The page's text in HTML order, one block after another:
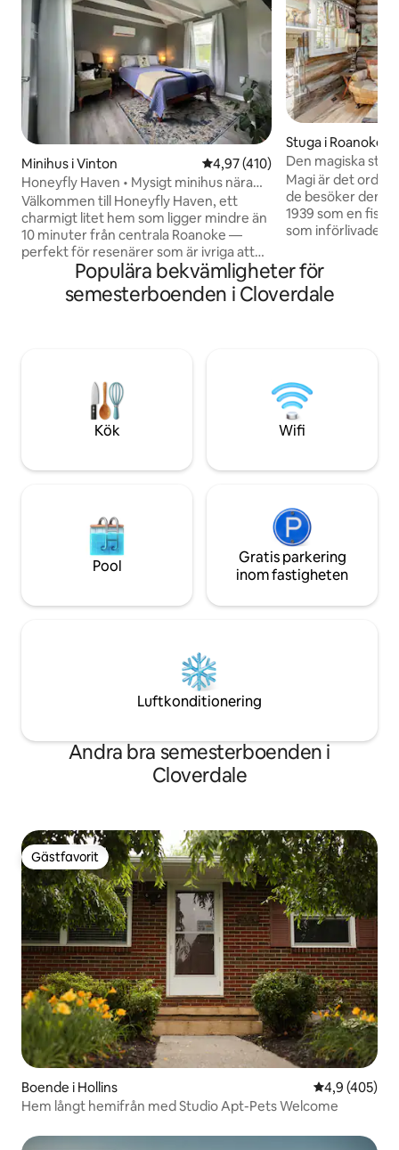
Minihus i Vinton 4,97 av 5 i genomsnittligt
4,97 (410)
Honeyfly Haven • Mysigt minihus nära
centrum
Välkommen till Honeyfly Haven, ett
charmigt litet hem som ligger mindre än
10 minuter från centrala Roanoke —
perfekt för resenärer som är ivriga att
utforska staden medan de njuter av en
fridfull tillflyktsort. Detta privata minihus
Oavsett om du är i stan för äventyr,
arbete eller en snabb semester är
Honeyfly Haven din perfekta hemmabas
Stuga i Roanoke
Den magiska
Magi är det ord
de besöker denna
1939 som en
som införlivade
sedan vinden togs bort.
bästa stället jag
bestämde mig
familj eller ensam. För den bästa
sömnen, öppna
Populära bekvämligheter för
semesterboenden i Cloverdale
Kök Wifi
Pool
Gratis parkering
inom fastigheten
Luftkonditionering
Andra bra semesterboenden i
Cloverdale
Gästfavorit
Gästfavorit
Boende i Hollins 4,9 av 5 i
4,9 (405)
Hem långt hemifrån med Studio Apt-Pets Welcome